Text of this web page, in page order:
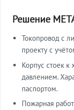
Решение
Токопровод с
проекту с
Корпус стоек к
давлением.
паспортом.
Пожарная